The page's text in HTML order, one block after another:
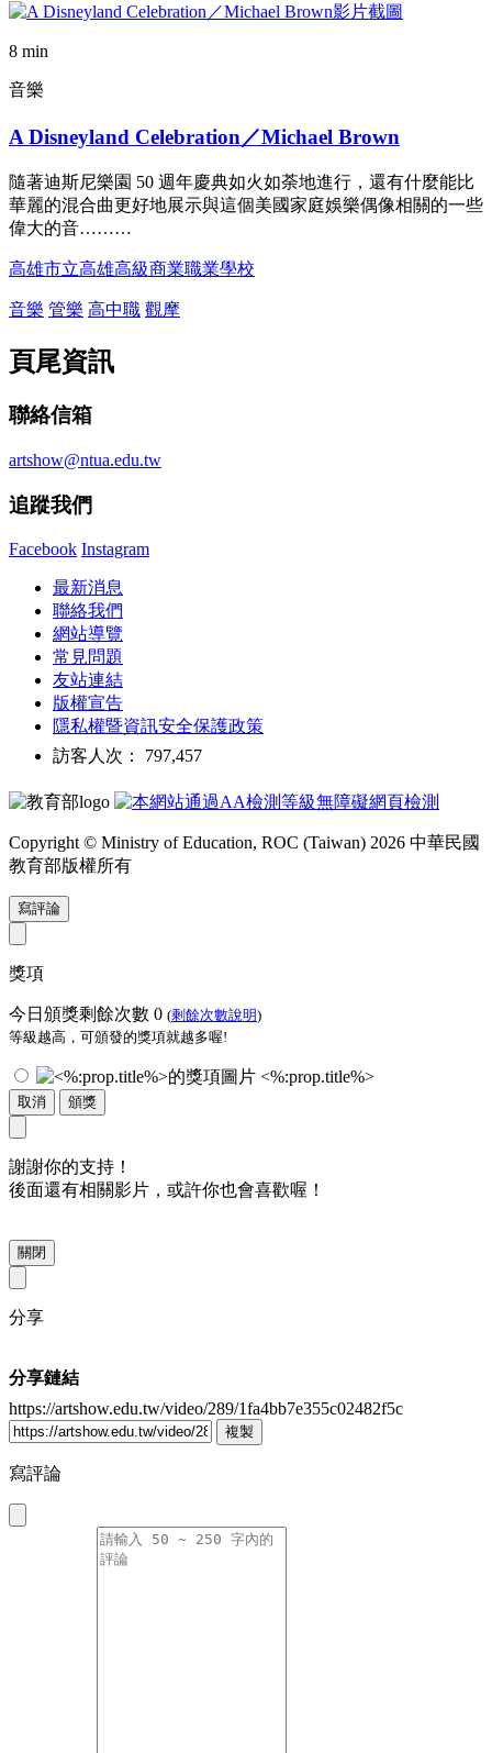
8 min
音樂
A Disneyland Celebration／Michael Brown
隨著迪斯尼樂園 50 週年慶典如火如荼地進行，還有什麼能比
華麗的混合曲更好地展示與這個美國家庭娛樂偶像相關的一些
偉大的音………
高雄市立高雄高級商業職業學校
音樂 管樂 高中職 觀摩
頁尾資訊
聯絡信箱
artshow@ntua.edu.tw
追蹤我們
Facebook Instagram
最新消息
聯絡我們
網站導覽
常見問題
友站連結
版權宣告
隱私權暨資訊安全保護政策
訪客人次： 797,457
Copyright © Ministry of Education, ROC (Taiwan) 2026 中華民國
教育部版權所有
寫評論
獎項
今日頒獎剩餘次數 0 (剩餘次數說明)
等級越高，可頒發的獎項就越多喔!
<%:prop.title%>
取消 頒獎
謝謝你的支持！
後面還有相關影片，或許你也會喜歡喔！
關閉
分享
分享鏈結
https://artshow.edu.tw/video/289/1fa4bb7e355c02482f5c
複製
寫評論